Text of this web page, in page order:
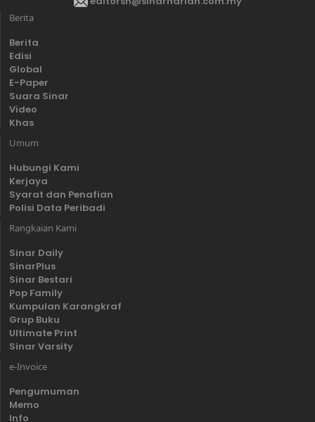
Berita
Berita
Edisi
Global
E-Paper
Suara Sinar
Video
Khas
Umum
Hubungi Kami
Kerjaya
Syarat dan Penafian
Polisi Data Peribadi
Rangkaian Kami
Sinar Daily
SinarPlus
Sinar Bestari
Pop Family
Kumpulan Karangkraf
Grup Buku
Ultimate Print
Sinar Varsity
e-Invoice
Pengumuman
Memo
Info